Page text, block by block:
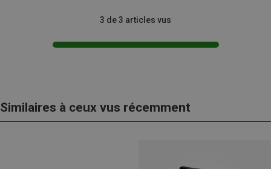
3 de 3 articles vus
Similaires à ceux vus récemment